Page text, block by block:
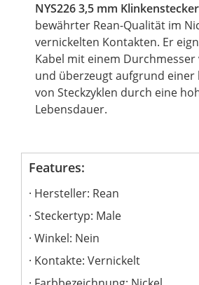
NYS226 3,5 mm
bewährter Rean-Qualität im
vernickelten Kontakten. Er
Kabel mit einem Durchmesser
und überzeugt aufgrund einer
von Steckzyklen durch eine
Lebensdauer.
Features:
Hersteller: Rean
Steckertyp: Male
Winkel: Nein
Kontakte: Vernickelt